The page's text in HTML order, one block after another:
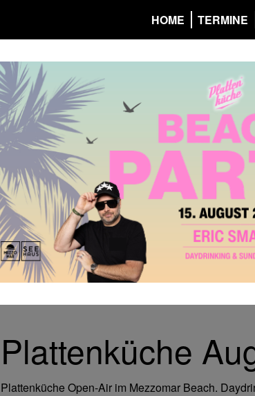
HOME TERMINE
Plattenküche
Plattenküche Open-Air im Mezzomar Beach.